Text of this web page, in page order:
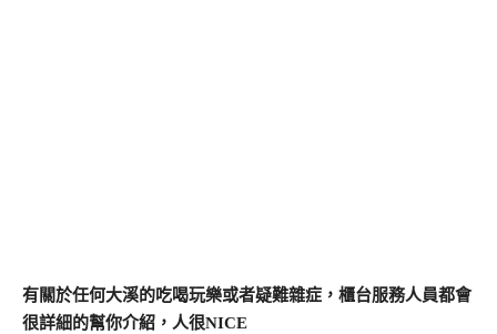
有關於任何大溪的吃喝玩樂或者疑難雜症，櫃台服務人員都會
很詳細的幫你介紹，人很NICE